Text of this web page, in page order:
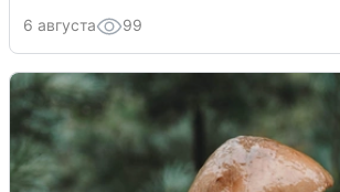
6 августа 99